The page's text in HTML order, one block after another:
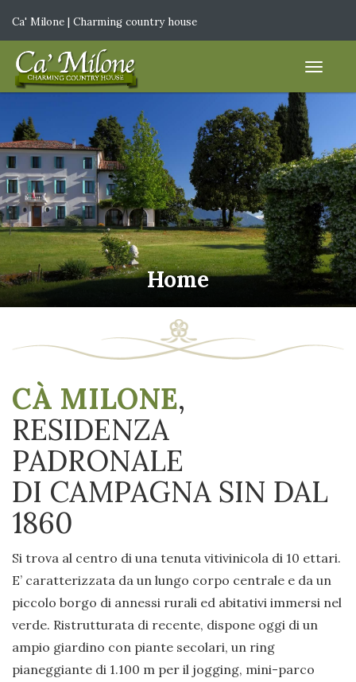
Ca' Milone | Charming country house
Home
CÀ MILONE,
RESIDENZA
PADRONALE
DI CAMPAGNA SIN DAL
1860
Si trova al centro di una tenuta vitivinicola di 10 ettari.
E’ caratterizzata da un lungo corpo centrale e da un
piccolo borgo di annessi rurali ed abitativi immersi nel
verde. Ristrutturata di recente, dispone oggi di un
ampio giardino con piante secolari, un ring
pianeggiante di 1.100 m per il jogging, mini-parco